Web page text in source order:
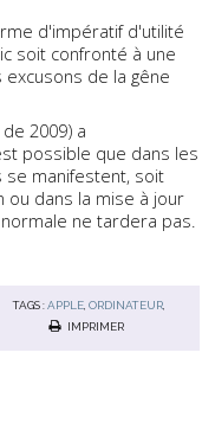
d'impératif d'utilité
soit confronté à une
excusons de la gêne
2009) a
possible que dans les
se manifestent, soit
ou dans la mise à jour
ne tardera pas.
TAGS :APPLE ,ORDINATEUR
IMPRIMER